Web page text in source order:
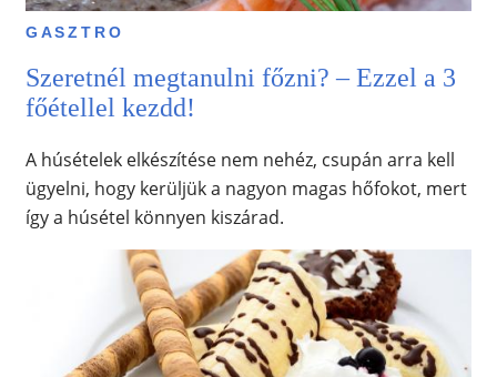
GASZTRO
Szeretnél megtanulni főzni? – Ezzel a 3
főétellel kezdd!
A húsételek elkészítése nem nehéz, csupán arra kell
ügyelni, hogy kerüljük a nagyon magas hőfokot, mert
így a húsétel könnyen kiszárad.